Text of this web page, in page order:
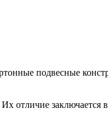
подвесные
заключается в